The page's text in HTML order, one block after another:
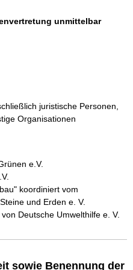
unmittelbar
juristische Personen,
Organisationen
e.V.
koordiniert vom
und Erden e. V.
Deutsche Umwelthilfe e. V.
sowie Benennung der